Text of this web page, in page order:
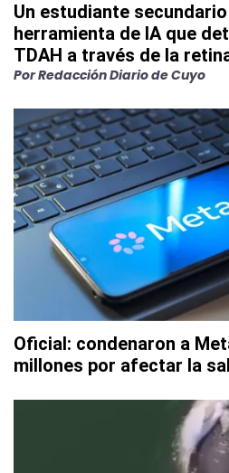
Un estudiante
herramienta de IA que
TDAH a través de la
PorRedacción Diario de Cuyo
Oficial: condenaron a
millones por afectar la